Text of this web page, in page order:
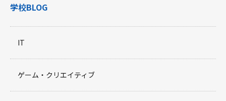
学校BLOG
IT
ゲーム・クリエイティブ